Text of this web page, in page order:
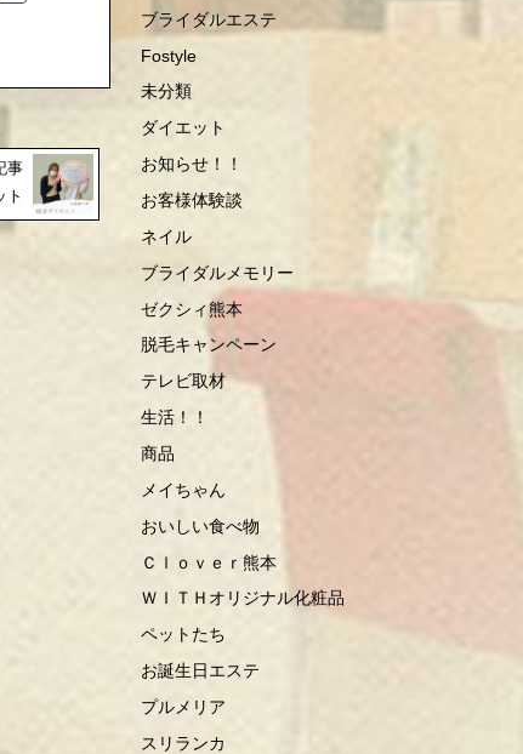
事
ト
ブライダルエステ
Fostyle
未分類
ダイエット
お知らせ！！
お客様体験談
ネイル
ブライダルメモリー
ゼクシィ熊本
脱毛キャンペーン
テレビ取材
生活！！
商品
メイちゃん
おいしい食べ物
Ｃｌｏｖｅｒ熊本
ＷＩＴＨオリジナル化粧品
ペットたち
お誕生日エステ
プルメリア
スリランカ